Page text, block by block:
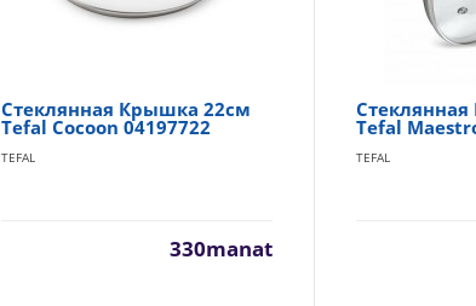
Стеклянная Крышка 22см
Tefal Cocoon 04197722
TEFAL
330manat
Tefal
TEFAL